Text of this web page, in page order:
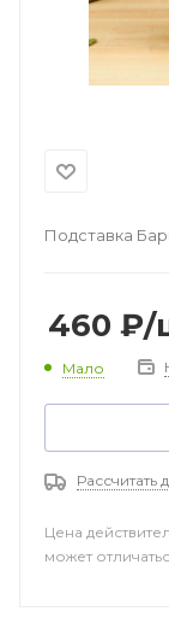
Подставка
460 ₽/
Мало
Рассчитать
Цена
может